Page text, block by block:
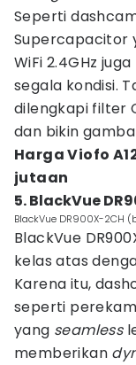
Seperti
Supercapacitor
WiFi 2.4GHz
segala kondisi.
dilengkapi filter
dan bikin
Harga Viofo
jutaan
5. BlackVue
BlackVue DR900X-2CH
BlackVue
kelas atas
Karena itu,
seperti
yang seamless
memberikan